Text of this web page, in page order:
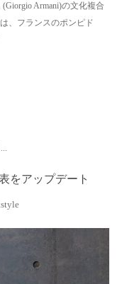
Armani)の文化複合
、フランスのポンピド
...
をアップデート